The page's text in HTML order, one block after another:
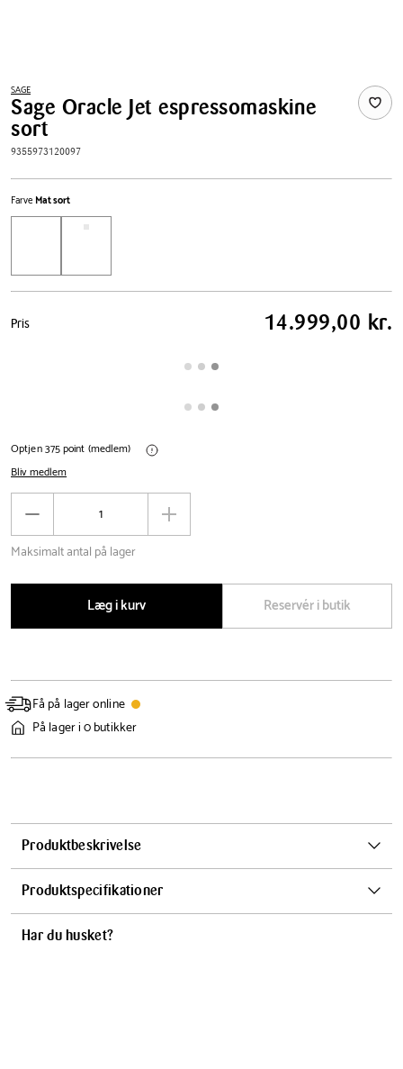
SAGE
Sage Oracle Jet espressomaskine
sort
9355973120097
Farve Mat sort
Pris
tabel
Pris 14.999,00 kr.
Optjen 375 point (medlem)
Bliv medlem
Antal
antal
Øg
Maksimalt antal på lager
Læg i kurv Reservér i butik
Få på lager online
På lager i 0 butikker
Produktbeskrivelse
Espressomaskine
Produktspecifikationer
Farve
Har du husket?